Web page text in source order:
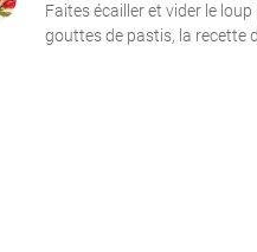
Faites écailler et vider le
gouttes de pastis, la recette